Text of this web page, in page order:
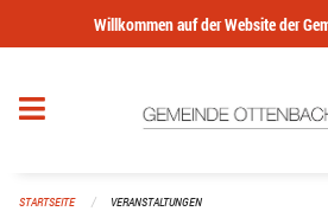
Navigation überspringen
Willkommen auf der Website der
STARTSEITE VERANSTALTUNGEN